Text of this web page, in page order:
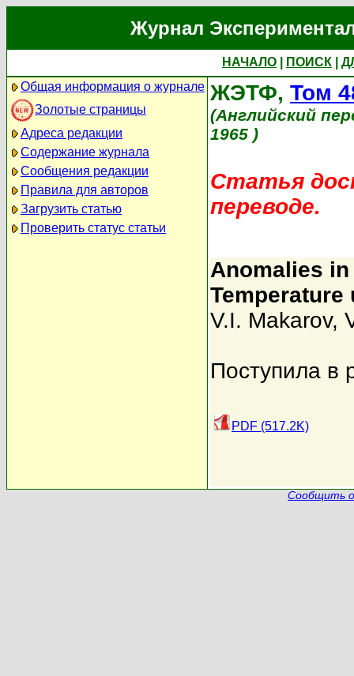
Журнал
НАЧАЛО ПОИСК
Общая информация о журнале
Золотые страницы
Адреса редакции
Содержание журнала
Сообщения редакции
Правила для авторов
Загрузить статью
Проверить статус статьи
ЖЭТФ, Том
(Английский
1965 )
Статья
переводе.
Anomalies
Temperature
V.I. Makarov,
Поступила в
PDF (517.2K)
Сообщить о